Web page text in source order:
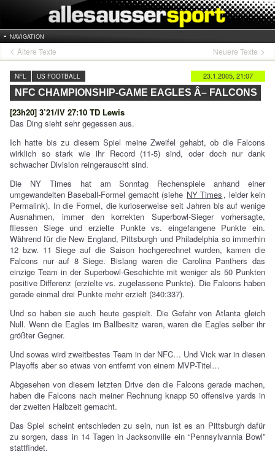
NAVIGATION
Ältere Texte Neuere Texte
23.1.2005, 21:07
NFL US FOOTBALL
NFC CHAMPIONSHIP-GAME EAGLES Â– FALCONS
[23h20] 3’21/IV 27:10 TD Lewis
Das Ding sieht sehr gegessen aus.
Ich hatte bis zu diesem Spiel meine Zweifel gehabt, ob die Falcons
wirklich so stark wie ihr Record (11-5) sind, oder doch nur dank
schwacher Division reingerauscht sind.
Die NY Times hat am Sonntag Rechenspiele anhand einer
umgewandelten Baseball-Formel gemacht (siehe NY Times , leider kein
Permalink). In die Formel, die kurioserweise seit Jahren bis auf wenige
Ausnahmen, immer den korrekten Superbowl-Sieger vorhersagte,
fliessen Siege und erzielte Punkte vs. eingefangene Punkte ein.
Während für die New England, Pittsburgh und Philadelphia so immerhin
12 bzw. 11 Siege auf die Saison hochgerechnet wurden, kamen die
Falcons nur auf 8 Siege. Bislang waren die Carolina Panthers das
einzige Team in der Superbowl-Geschichte mit weniger als 50 Punkten
positive Differenz (erzielte vs. zugelassene Punkte). Die Falcons haben
gerade einmal drei Punkte mehr erzielt (340:337).
Und so haben sie auch heute gespielt. Die Gefahr von Atlanta gleich
Null. Wenn die Eagles im Ballbesitz waren, waren die Eagles selber ihr
größter Gegner.
Und sowas wird zweitbestes Team in der NFC… Und Vick war in diesen
Playoffs aber so etwas von entfernt von einem MVP-Titel…
Abgesehen von diesem letzten Drive den die Falcons gerade machen,
haben die Falcons nach meiner Rechnung knapp 50 offensive yards in
der zweiten Halbzeit gemacht.
Das Spiel scheint entschieden zu sein, nun ist es an Pittsburgh dafür
zu sorgen, dass in 14 Tagen in Jacksonville ein “Pennsylvannia Bowl”
stattfindet.